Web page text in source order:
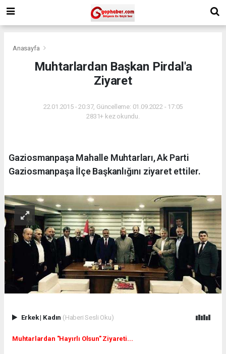
Anasayfa
Muhtarlardan Başkan Pirdal'a
Ziyaret
22.01.2015 - 20:37, Güncelleme: 01.09.2022 - 17:05
2831+ kez okundu.
Gaziosmanpaşa Mahalle Muhtarları, Ak Parti
Gaziosmanpaşa İlçe Başkanlığını ziyaret ettiler.
Erkek| Kadın (Haberi Sesli Oku)
Muhtarlardan "Hayırlı Olsun" Ziyareti...